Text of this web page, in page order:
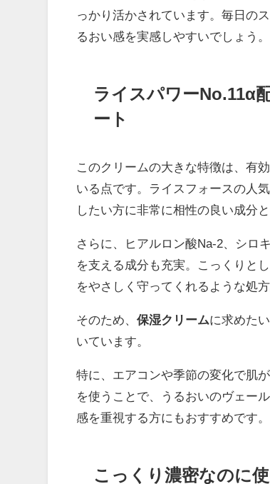
っかり活かされています。毎日の
るおい感を実感しやすいでしょう。
ライスパワーNo.11α
ート
このクリームの大きな特徴は、有
いる点です。ライスフォースの人
したい方に非常に相性の良い成分
さらに、ヒアルロン酸Na-2、シロ
を支える成分も充実。こっくりと
をやさしく守ってくれるような処
そのため、保湿クリームに求めた
いています。
特に、エアコンや季節の変化で肌
を使うことで、うるおいのヴェー
感を重視する方にもおすすめです。
こっくり濃密なのに